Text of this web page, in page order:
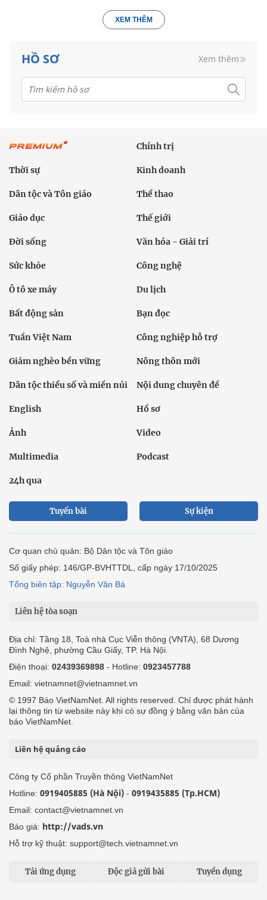
XEM THÊM
HỒ SƠ Xem thêm
Chính trị
Thời sự Kinh doanh
Dân tộc và Tôn giáo Thể thao
Giáo dục Thế giới
Đời sống Văn hóa - Giải trí
Sức khỏe Công nghệ
Ô tô xe máy Du lịch
Bất động sản Bạn đọc
Tuần Việt Nam Công nghiệp hỗ trợ
Giảm nghèo bền vững Nông thôn mới
Dân tộc thiểu số và miền núi Nội dung chuyên đề
English Hồ sơ
Ảnh Video
Multimedia Podcast
24h qua
Tuyến bài Sự kiện
Cơ quan chủ quản: Bộ Dân tộc và Tôn giáo
Số giấy phép: 146/GP-BVHTTDL, cấp ngày 17/10/2025
Tổng biên tập: Nguyễn Văn Bá
Liên hệ tòa soạn
Địa chỉ: Tầng 18, Toà nhà Cục Viễn thông (VNTA), 68 Dương
Đình Nghệ, phường Cầu Giấy, TP. Hà Nội.
Điện thoại: 02439369898 - Hotline: 0923457788
Email: vietnamnet@vietnamnet.vn
© 1997 Báo VietNamNet. All rights reserved. Chỉ được phát hành
lại thông tin từ website này khi có sự đồng ý bằng văn bản của
báo VietNamNet.
Liên hệ quảng cáo
Công ty Cổ phần Truyền thông VietNamNet
Hotline: 0919405885 (Hà Nội) - 0919435885 (Tp.HCM)
Email: contact@vietnamnet.vn
Báo giá: http://vads.vn
Hỗ trợ kỹ thuật: support@tech.vietnamnet.vn
Tải ứng dụng Độc giả gửi bài Tuyển dụng